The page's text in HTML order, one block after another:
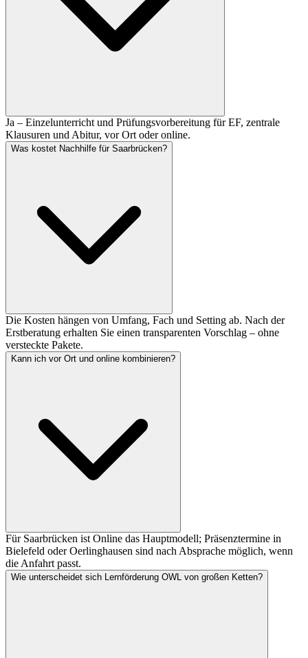
Ja – Einzelunterricht und Prüfungsvorbereitung für EF, zentrale
Klausuren und Abitur, vor Ort oder online.
Was kostet Nachhilfe für Saarbrücken?
Die Kosten hängen von Umfang, Fach und Setting ab. Nach der
Erstberatung erhalten Sie einen transparenten Vorschlag – ohne
versteckte Pakete.
Kann ich vor Ort und online kombinieren?
Für Saarbrücken ist Online das Hauptmodell; Präsenztermine in
Bielefeld oder Oerlinghausen sind nach Absprache möglich, wenn
die Anfahrt passt.
Wie unterscheidet sich Lernförderung OWL von großen Ketten?